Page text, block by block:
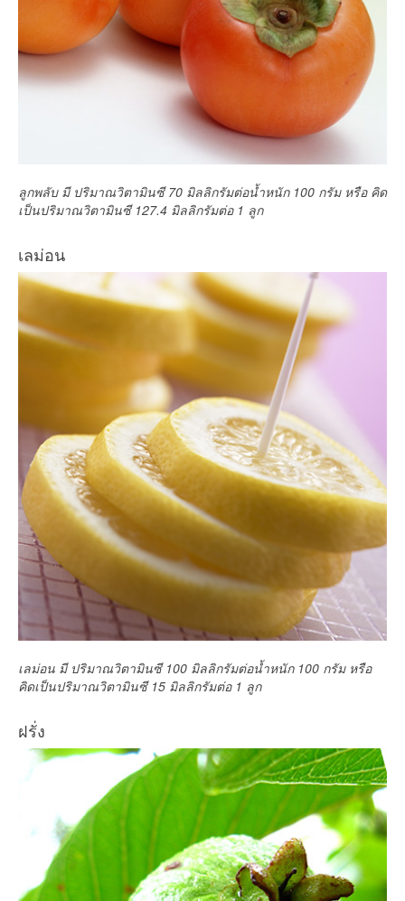
ลูกพลับ มี ปริมาณวิตามินซี 70 มิลลิกรัมต่อน้ำหนัก 100 กรัม หรือ คิด
เป็นปริมาณวิตามินซี 127.4 มิลลิกรัมต่อ 1 ลูก
เลม่อน
เลม่อน มี ปริมาณวิตามินซี 100 มิลลิกรัมต่อน้ำหนัก 100 กรัม หรือ
คิดเป็นปริมาณวิตามินซี 15 มิลลิกรัมต่อ 1 ลูก
ฝรั่ง